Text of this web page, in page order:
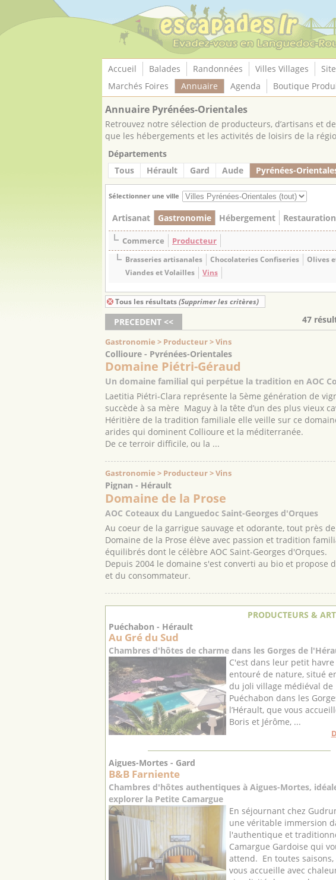
Accueil Balades Randonnées Villes Villages
Marchés Foires
Annuaire Agenda Boutique
Annuaire Pyrénées-Orientales
Retrouvez notre sélection de producteurs, d’artisans et
que les hébergements et les activités de loisirs de la
Départements
Tous
Hérault Gard Aude Pyrénées-
Sélectionner une ville
Artisanat Gastronomie Hébergement Restauration
Commerce Producteur
Brasseries artisanales Chocolateries Confiseries Olives
Viandes et Volailles
Vins
Tous les résultats (Supprimer les critères)
PRECEDENT << 47
Gastronomie > Producteur > Vins
Collioure - Pyrénées-Orientales
Domaine Piétri-Géraud
Un domaine familial qui perpétue la tradition en AOC
Laetitia Piétri-Clara représente la 5ème génération de
succède à sa mère Maguy à la tête d’un des plus vieux
Héritière de la tradition familiale elle veille sur ce
arides qui dominent Collioure et la méditerranée.
De ce terroir difficile, ou la ...
Gastronomie > Producteur > Vins
Pignan - Hérault
Domaine de la Prose
AOC Coteaux du Languedoc Saint-Georges d'Orques
Au coeur de la garrigue sauvage et odorante, tout près
Domaine de la Prose élève avec passion et tradition
équilibrés dont le célèbre AOC Saint-Georges d'Orques.
Depuis 2004 le domaine s'est converti au bio et
et du consommateur.
PRODUCTEURS &
Puéchabon - Hérault
Au Gré du Sud
Chambres d'hôtes de charme dans les Gorges de
C'est dans leur petit
entouré de nature, situé
du joli village médiéval de
Puéchabon dans les
l’Hérault, que vous
Boris et Jérôme, ...
Aigues-Mortes - Gard
B&B Farniente
Chambres d'hôtes authentiques à Aigues-Mortes,
explorer la Petite Camargue
En séjournant chez
une véritable immersion
l'authentique et
Camargue Gardoise qui
attend. En toutes saisons,
vous accueille avec
Panneau de gestion des cookies